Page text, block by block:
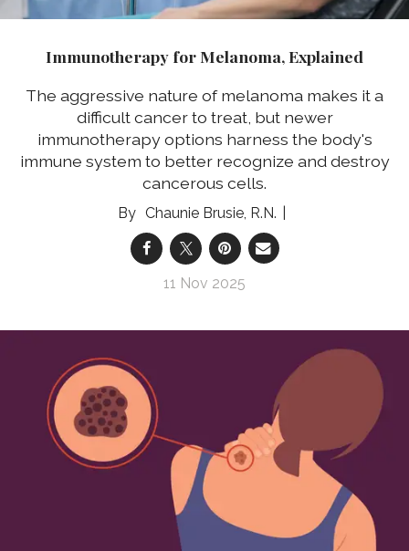
Immunotherapy for Melanoma, Explained
The aggressive nature of melanoma makes it a
difficult cancer to treat, but newer
immunotherapy options harness the body's
immune system to better recognize and destroy
cancerous cells.
Chaunie Brusie, R.N.
11 Nov 2025